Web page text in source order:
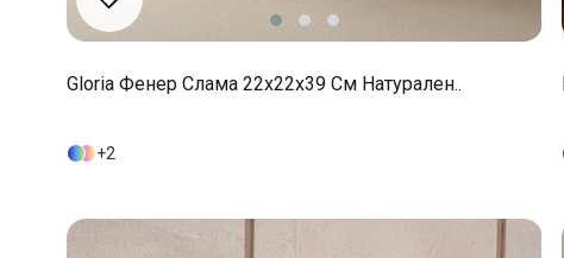
Gloria Фенер Слама 22x22x39 См Натурален..
2